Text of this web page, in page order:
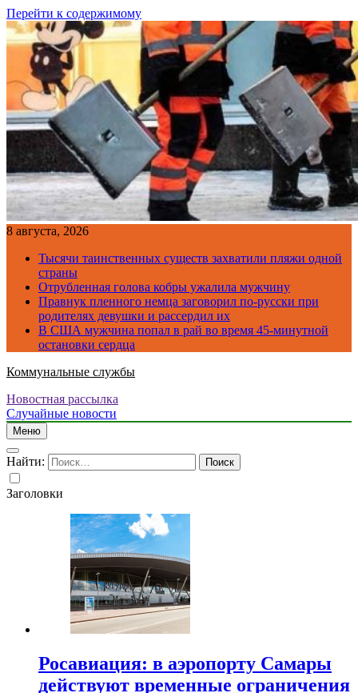
Перейти к содержимому
8 августа, 2026
Тысячи таинственных существ захватили пляжи одной
страны
Отрубленная голова кобры ужалила мужчину
Правнук пленного немца заговорил по-русски при
родителях девушки и рассердил их
В США мужчина попал в рай во время 45-минутной
остановки сердца
Коммунальные службы
Новостная рассылка
Случайные новости
Меню
Найти:
Заголовки
Росавиация: в аэропорту Самары
действуют временные ограничения